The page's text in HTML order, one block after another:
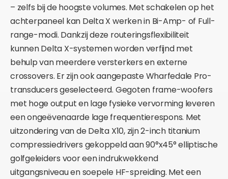
– zelfs bij de hoogste volumes. Met schakelen op het
achterpaneel kan Delta X werken in Bi-Amp- of Full-
range-modi. Dankzij deze routeringsflexibiliteit
kunnen Delta X-systemen worden verfijnd met
behulp van meerdere versterkers en externe
crossovers. Er zijn ook aangepaste Wharfedale Pro-
transducers geselecteerd. Gegoten frame-woofers
met hoge output en lage fysieke vervorming leveren
een ongeëvenaarde lage frequentierespons. Met
uitzondering van de Delta X10, zijn 2-inch titanium
compressiedrivers gekoppeld aan 90°x45° elliptische
golfgeleiders voor een indrukwekkend
uitgangsniveau en soepele HF-spreiding. Met een